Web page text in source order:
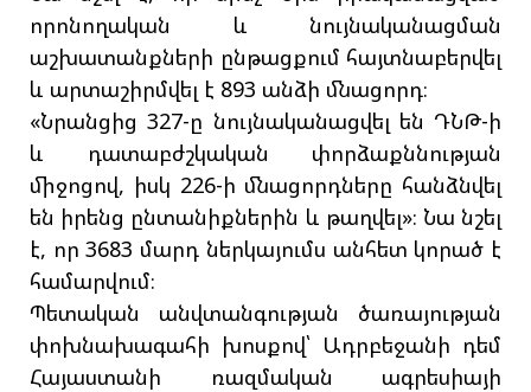
որոնողական և նույնականացման
աշխատանքների ընթացքում հայտնաբերվել
և արտաշիրմվել է 893 անձի մնացորդ։
«Նրանցից 327-ը նույնականացվել են ԴՆԹ-ի
և դատաբժշկական փորձաքննության
միջոցով, իսկ 226-ի մնացորդները հանձնվել
են իրենց ընտանիքներին և թաղվել»։ Նա նշել
է, որ 3683 մարդ ներկայումս անհետ կորած է
համարվում։
Պետական անվտանգության ծառայության
փոխնախագահի խոսքով՝ Ադրբեջանի դեմ
Հայաստանի ռազմական ագրեսիայի